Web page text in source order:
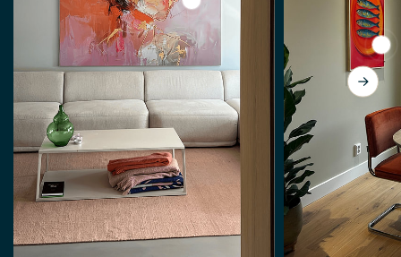
View Porträt minimalistische